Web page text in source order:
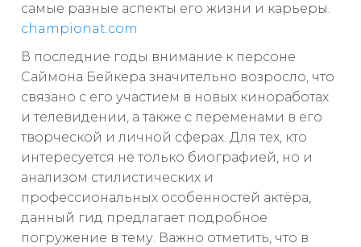
самые разные аспекты его жизни и карьеры.
championat.com
В последние годы внимание к персоне
Саймона Бейкера значительно возросло, что
связано с его участием в новых киноработах
и телевидении, а также с переменами в его
творческой и личной сферах. Для тех, кто
интересуется не только биографией, но и
анализом стилистических и
профессиональных особенностей актёра,
данный гид предлагает подробное
погружение в тему. Важно отметить, что в